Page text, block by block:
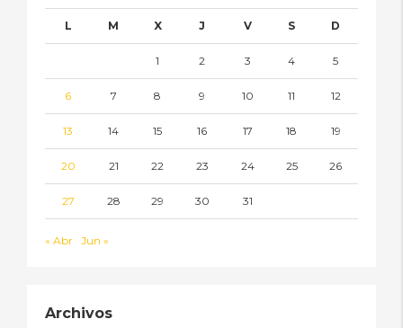
L M X J V S D
1 2 3 4 5
6 7 8 9 10 11 12
13 14 15 16 17 18 19
20 21 22 23 24 25 26
27 28 29 30 31
« Abr Jun »
Archivos